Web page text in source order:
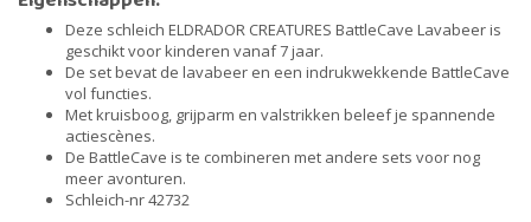
Deze schleich ELDRADOR CREATURES BattleCave Lavabeer is
geschikt voor kinderen vanaf 7 jaar.
De set bevat de lavabeer en een indrukwekkende BattleCave
vol functies.
Met kruisboog, grijparm en valstrikken beleef je spannende
actiescènes.
De BattleCave is te combineren met andere sets voor nog
meer avonturen.
Schleich-nr 42732